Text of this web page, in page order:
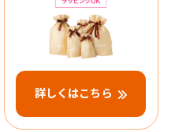
詳しくはこちら